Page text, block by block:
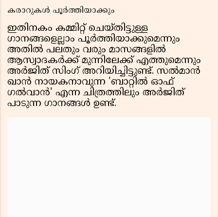
കരാറുകൾ പൂർത്തിയാക്കും
ഇതിനകം കമ്മിറ്റ് ചെയ്തിട്ടുള്ള
ഗാനങ്ങളെല്ലാം പൂർത്തിയാക്കുമെന്നും
അതിൽ പലതും വരും മാസങ്ങളിൽ
ആസ്വാദകർക്ക് മുന്നിലേക്ക് എത്തുമെന്നും
അർജിത് സിംഗ് അറിയിച്ചിട്ടുണ്ട്. സൽമാൻ
ഖാൻ നായകനാവുന്ന 'ബാറ്റിൽ ഓഫ്
ഗൽവാൻ' എന്ന ചിത്രത്തിലും അർജിത്
പാടുന്ന ഗാനങ്ങൾ ഉണ്ട്.